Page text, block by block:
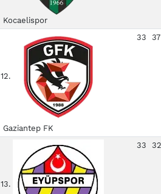
Kocaelispor
12.
Gaziantep FK
33 37
13.
33 32